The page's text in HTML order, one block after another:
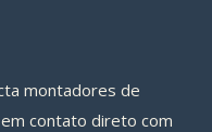
montadores de
contato direto com